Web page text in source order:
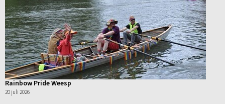
Rainbow Pride Weesp
20 juli 2026